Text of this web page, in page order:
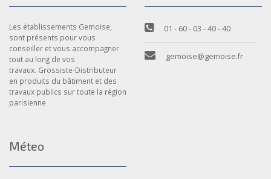
Les établissements Gemoise,
sont présents pour vous
conseiller et vous accompagner
tout au long de vos
travaux. Grossiste-Distributeur
en produits du bâtiment et des
travaux publics sur toute la région
parisienne
01 - 60 - 03 - 40 - 40
gemoise@gemoise.fr
Méteo